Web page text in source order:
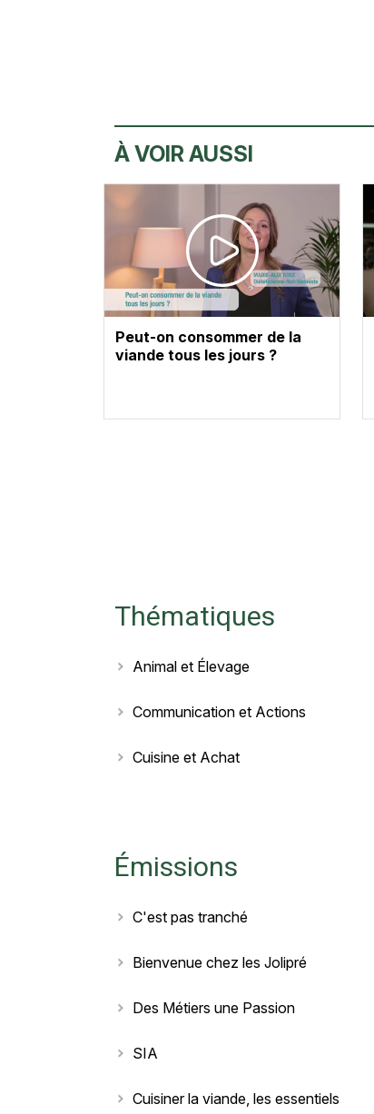
À VOIR AUSSI
Peut-on consommer de la
viande tous les jours ?
Thématiques
Animal et Élevage
Communication et Actions
Cuisine et Achat
Émissions
C'est pas tranché
Bienvenue chez les Jolipré
Des Métiers une Passion
SIA
Cuisiner la viande, les essentiels